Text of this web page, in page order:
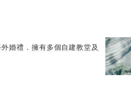
婚禮．擁有多個自建教堂及